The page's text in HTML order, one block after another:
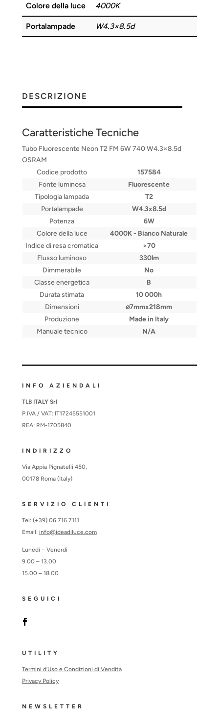
Colore della luce 4000K
Portalampade W4.3×8.5d
DESCRIZIONE
Caratteristiche Tecniche
Tubo Fluorescente Neon T2 FM 6W 740 W4.3×8.5d
OSRAM
Codice prodotto
157584
Fonte luminosa
Fluorescente
Tipologia lampada
T2
Portalampade
W4.3x8.5d
Potenza
6W
Colore della luce
4000K - Bianco Naturale
Indice di resa cromatica
>70
Flusso luminoso
330lm
Dimmerabile
No
Classe energetica
B
Durata stimata
10 000h
Dimensioni
⌀7mmx218mm
Produzione
Made in Italy
Manuale tecnico
N/A
INFO AZIENDALI
TLB ITALY Srl
P.IVA / VAT: IT17245551001
REA: RM-1705840
INDIRIZZO
Via Appia Pignatelli 450,
00178 Roma (Italy)
SERVIZIO CLIENTI
Tel: (+39) 06 716 7111
Email: info@ideadiluce.com
Lunedì – Venerdì
9.00 – 13.00
15.00 – 18.00
SEGUICI
UTILITY
Termini d’Uso e Condizioni di Vendita
Privacy Policy
NEWSLETTER